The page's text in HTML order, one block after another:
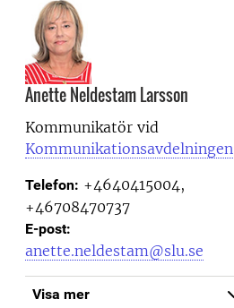
Anette Neldestam Larsson
Kommunikatör vid
Kommunikationsavdelningen
Telefon: +4640415004,
+46708470737
E-post:
anette.neldestam@slu.se
Visa mer